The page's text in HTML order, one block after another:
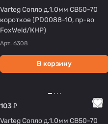
Varteg Сопло д.1.0мм СВ50-70
короткое (PD0088-10, пр-во
FoxWeld/КНР)
Арт. 6308
В корзину
103 ₽
Varteg Сопло д.1.0мм CB50-70